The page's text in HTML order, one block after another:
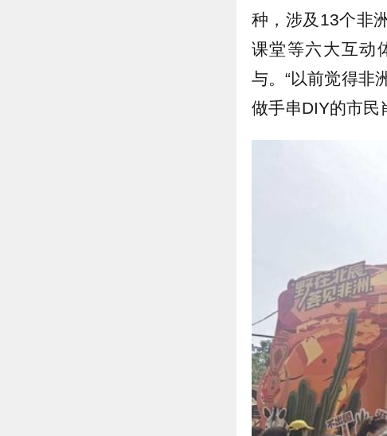
种，涉及13个非
课堂等六大互动
与。“以前觉得非
做手串DIY的市民